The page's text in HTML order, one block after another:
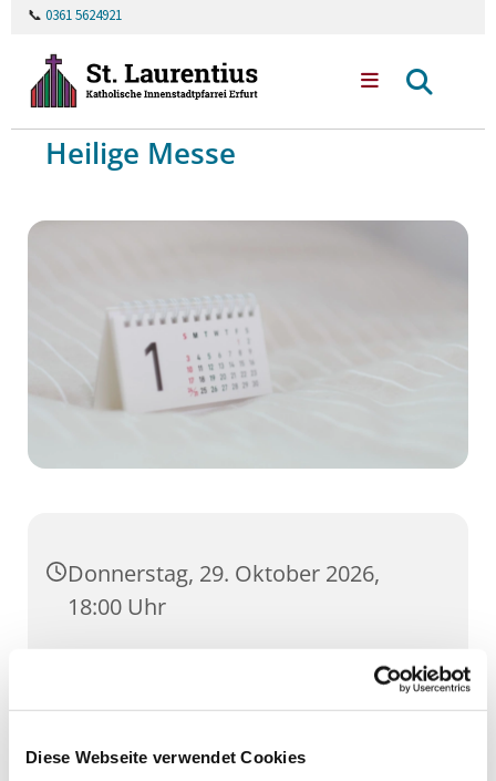
Diese Webseite verwendet Cookies
📞 0361 5624921
Heilige Messe
Donnerstag, 29. Oktober 2026,
18:00 Uhr
Domkrypta, Domstufen 1, 99084